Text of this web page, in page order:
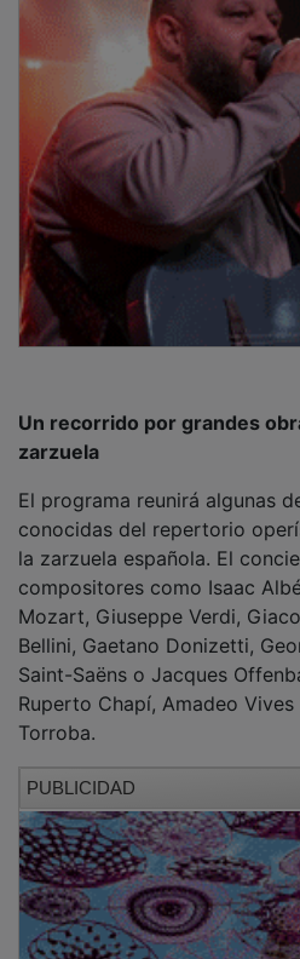
zarzuela
conocidas del repertorio
la zarzuela española. El
compositores como Isaac
Mozart, Giuseppe Verdi,
Bellini, Gaetano Donizetti,
Saint-Saëns o Jacques
Ruperto Chapí, Amadeo
Torroba.